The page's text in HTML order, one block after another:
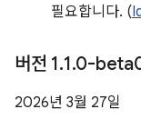
필요합니다. (
버전 1.1.0-
2026년 3월 27일